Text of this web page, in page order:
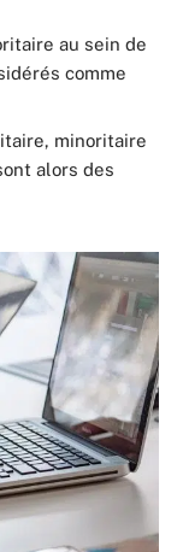
au sein de
comme
minoritaire
alors des